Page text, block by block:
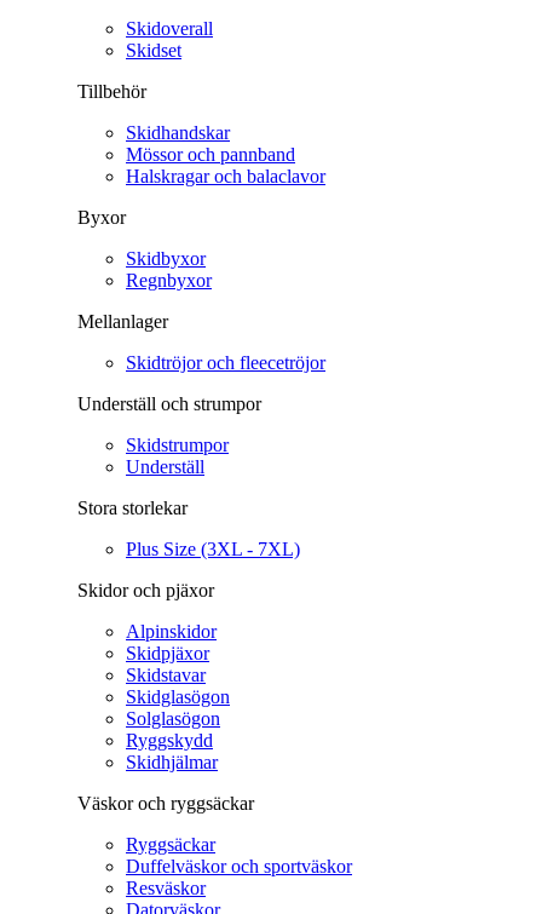
Skidoverall
Skidset
Tillbehör
Skidhandskar
Mössor och pannband
Halskragar och balaclavor
Byxor
Skidbyxor
Regnbyxor
Mellanlager
Skidtröjor och fleecetröjor
Underställ och strumpor
Skidstrumpor
Underställ
Stora storlekar
Plus Size (3XL - 7XL)
Skidor och pjäxor
Alpinskidor
Skidpjäxor
Skidstavar
Skidglasögon
Solglasögon
Ryggskydd
Skidhjälmar
Väskor och ryggsäckar
Ryggsäckar
Duffelväskor och sportväskor
Resväskor